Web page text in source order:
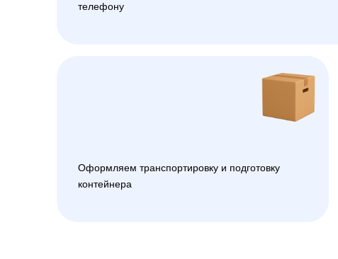
телефону
Оформляем транспортировку и подготовку
контейнера